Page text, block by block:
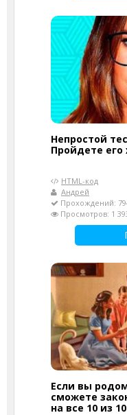
Непростой
Пройдете его
HTML-код
Андрей
Прохождений:
Просмотров: 1
Если вы
сможете
на все 10 из 10